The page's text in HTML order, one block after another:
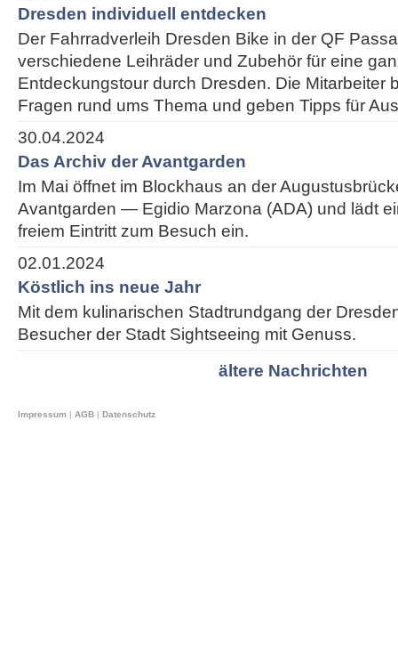
Dresden individuell entdecken
Der Fahrradverleih Dresden Bike in der QF
verschiedene Leihräder und Zubehör für eine
Entdeckungstour durch Dresden. Die Mitarbeiter
Fragen rund ums Thema und geben Tipps für
30.04.2024
Das Archiv der Avantgarden
Im Mai öffnet im Blockhaus an der
Avantgarden — Egidio Marzona (ADA) und lädt
freiem Eintritt zum Besuch ein.
02.01.2024
Köstlich ins neue Jahr
Mit dem kulinarischen Stadtrundgang der
Besucher der Stadt Sightseeing mit Genuss.
ältere Nachrichten
Impressum | AGB | Datenschutz